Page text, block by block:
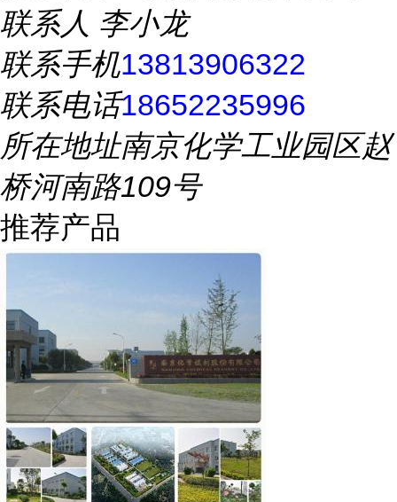
联系人 李小龙
联系手机13813906322
联系电话18652235996
所在地址南京化学工业园区赵
桥河南路109号
推荐产品